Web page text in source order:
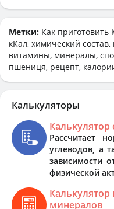
Метки: Как приготовить
кКал, химический
витамины, минералы,
пшениця, рецепт,
Калькуляторы
Рассчитает
углеводов, а
зависимости
физической
минералов